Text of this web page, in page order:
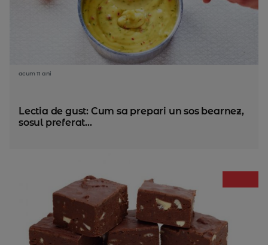
acum 11 ani
Lectia de gust: Cum sa prepari un sos bearnez,
sosul preferat...